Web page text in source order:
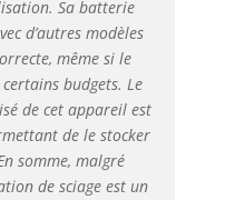
fois - les
sont
l'efficacité
; laser
1, <.39mW
nm). Idéale pour
espaces :
pour tous les
Sa batterie
d’autres modèles
même si le
budgets. Le
de cet appareil est
de le stocker
somme, malgré
de sciage est un